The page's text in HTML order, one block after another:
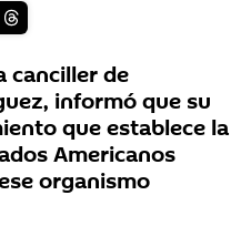
canciller de
informó que su
que establece la
Americanos
organismo